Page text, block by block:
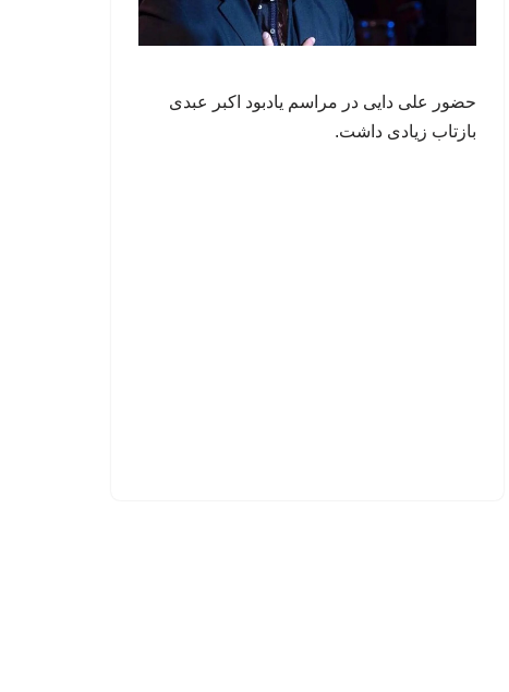
حضور علی دایی در مراسم یادبود اکبر عبدی
بازتاب زیادی داشت.